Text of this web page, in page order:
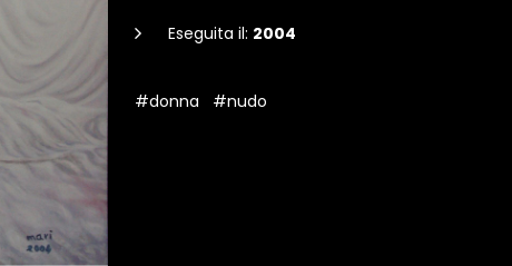
Eseguita il: 2004
#donna #nudo